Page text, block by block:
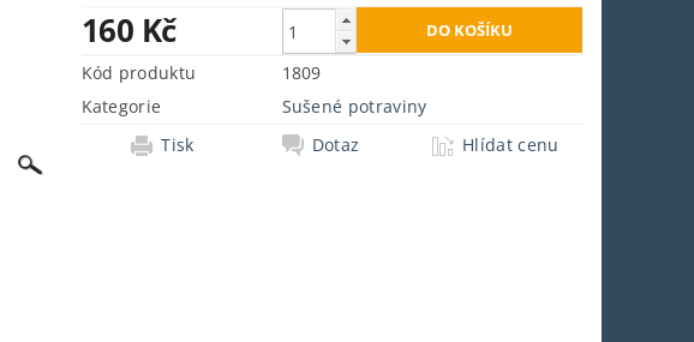
160 Kč
Kód produktu
1809
Kategorie
Sušené potraviny
Tisk
Dotaz Hlídat cenu